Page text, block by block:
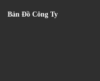
Bản Đồ Công Ty